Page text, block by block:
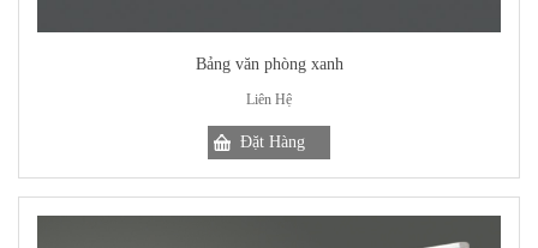
Bảng văn phòng xanh
Liên Hệ